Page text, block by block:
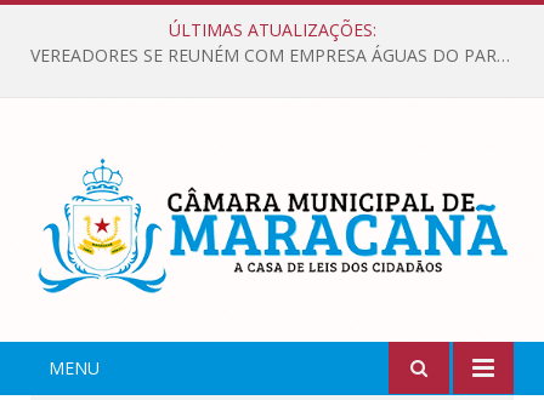
ÚLTIMAS ATUALIZAÇÕES:
VEREADORES SE REUNÉM COM EMPRESA ÁGUAS DO PARÁ, PARA APRESENTAR REIVINDICAÇÕES E MELHORIAS NA QUALIDADE DOS SERVIÇOS OFERECIDOS Á POPULAÇÃO.
MENU